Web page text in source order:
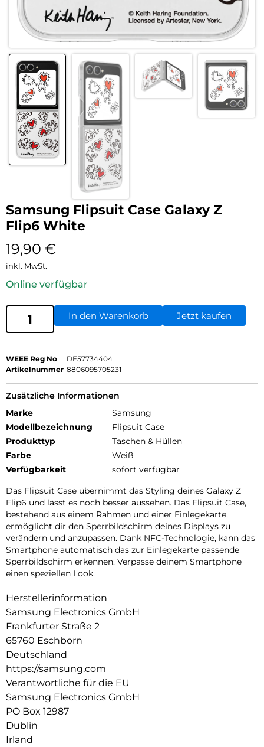
Samsung Flipsuit Case Galaxy Z
Flip6 White
19,90 €
inkl. MwSt.
Online verfügbar
In den Warenkorb Jetzt kaufen
WEEE Reg No
DE57734404
Artikelnummer 8806095705231
Zusätzliche Informationen
Marke
Samsung
Modellbezeichnung
Flipsuit Case
Produkttyp
Taschen & Hüllen
Farbe
Weiß
Verfügbarkeit
sofort verfügbar
Das Flipsuit Case übernimmt das Styling deines Galaxy Z
Flip6 und lässt es noch besser aussehen. Das Flipsuit Case,
bestehend aus einem Rahmen und einer Einlegekarte,
ermöglicht dir den Sperrbildschirm deines Displays zu
verändern und anzupassen. Dank NFC-Technologie, kann das
Smartphone automatisch das zur Einlegekarte passende
Sperrbildschirm erkennen. Verpasse deinem Smartphone
einen speziellen Look.
Herstellerinformation
Samsung Electronics GmbH
Frankfurter Straße 2
65760 Eschborn
Deutschland
https://samsung.com
Verantwortliche für die EU
Samsung Electronics GmbH
PO Box 12987
Dublin
Irland